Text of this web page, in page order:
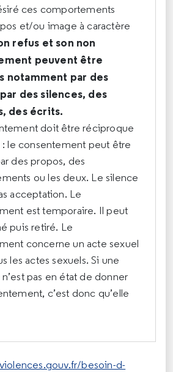
ces comportements
et/ou image à caractère
refus et son non
peuvent être
notamment par des
des silences, des
des écrits.
doit être réciproque
le consentement peut être
des propos, des
ou les deux. Le silence
acceptation. Le
est temporaire. Il peut
puis retiré. Le
concerne un acte sexuel
les actes sexuels. Si une
pas en état de donner
c’est donc qu’elle
besoin-d-